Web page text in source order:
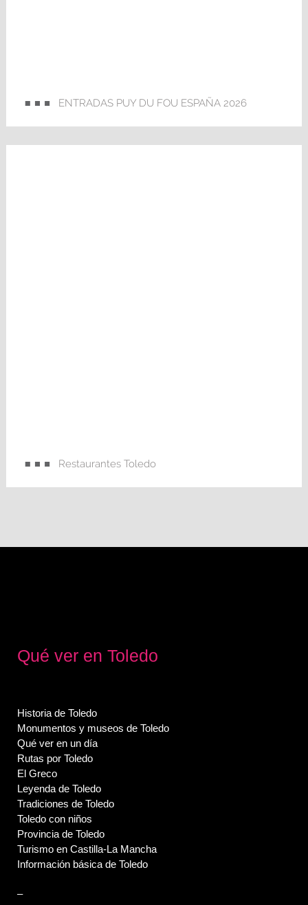
ENTRADAS PUY DU FOU ESPAÑA 2026
Restaurantes Toledo
Qué ver en Toledo
Historia de Toledo
Monumentos y museos de Toledo
Qué ver en un día
Rutas por Toledo
El Greco
Leyenda de Toledo
Tradiciones de Toledo
Toledo con niños
Provincia de Toledo
Turismo en Castilla-La Mancha
Información básica de Toledo
–